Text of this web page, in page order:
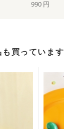
990 円
も買っています